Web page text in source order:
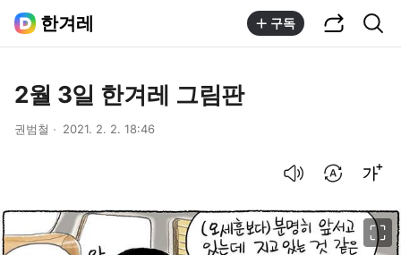
한겨레 구독
2월 3일 한겨레 그림판
권범철 2021. 2. 2. 18:46